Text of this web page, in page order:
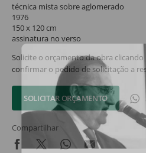
técnica mista sobre aglomerado
1976
150 x 120 cm
assinatura no verso
Solicite o orçamento da obra
confirmar o pedido de solicitação a
SOLICITAR ORÇAMENTO
Compartilhar